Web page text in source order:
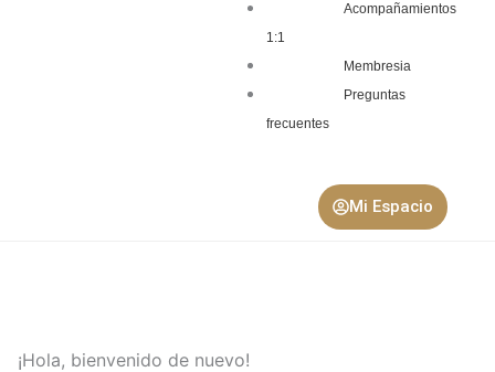
Acompañamientos
1:1
Membresia
Preguntas
frecuentes
Mi Espacio
¡Hola, bienvenido de nuevo!